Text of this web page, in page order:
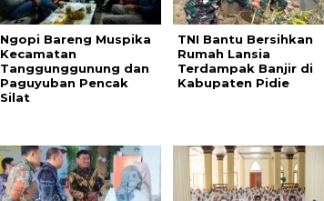
Ngopi Bareng Muspika
Kecamatan
Tanggunggunung dan
Paguyuban Pencak
Silat
TNI Bantu Bersihkan
Rumah Lansia
Terdampak Banjir di
Kabupaten Pidie